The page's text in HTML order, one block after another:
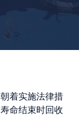
着实施法律措
命结束时回收